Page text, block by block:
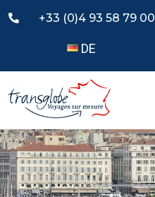
+33 (0)4 93 58 79 00
DE